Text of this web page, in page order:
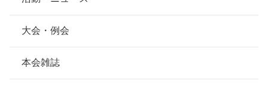
組織について
本会の歴史
安心できる矯正歯科治療契約のための「7つの提言」
矯正歯科治療について
大会・例会
本会雑誌
所在地
宮城県仙台市宮城野区名掛丁205-5